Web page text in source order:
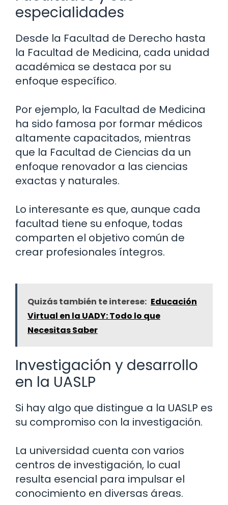
especialidades
Desde la Facultad de Derecho hasta
la Facultad de Medicina, cada unidad
académica se destaca por su
enfoque específico.
Por ejemplo, la Facultad de Medicina
ha sido famosa por formar médicos
altamente capacitados, mientras
que la Facultad de Ciencias da un
enfoque renovador a las ciencias
exactas y naturales.
Lo interesante es que, aunque cada
facultad tiene su enfoque, todas
comparten el objetivo común de
crear profesionales íntegros.
Quizás también te interese: Educación
Virtual en la UADY: Todo lo que
Necesitas Saber
Investigación y desarrollo
en la UASLP
Si hay algo que distingue a la UASLP es
su compromiso con la investigación.
La universidad cuenta con varios
centros de investigación, lo cual
resulta esencial para impulsar el
conocimiento en diversas áreas.